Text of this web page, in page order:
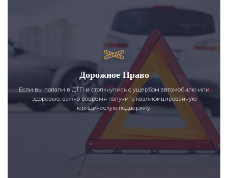
Дорожное Право
Если вы попали в ДТП и столкнулись с ущербом автомобилю или
здоровью, важно вовремя получить квалифицированную
юридическую поддержку.